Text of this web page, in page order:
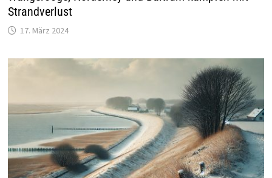
Strandverlust
17. März 2024